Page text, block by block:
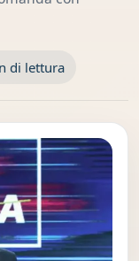
di lettura